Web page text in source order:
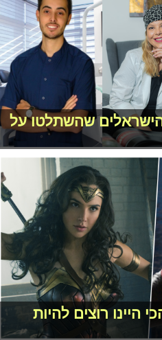
שהשתלטו על
היינו רוצים להיות